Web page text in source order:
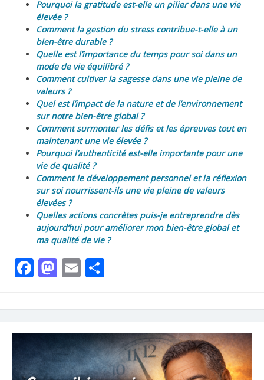
Pourquoi la gratitude est-elle un pilier dans une vie
élevée ?
Comment la gestion du stress contribue-t-elle à un
bien-être durable ?
Quelle est l’importance du temps pour soi dans un
mode de vie équilibré ?
Comment cultiver la sagesse dans une vie pleine de
valeurs ?
Quel est l’impact de la nature et de l’environnement
sur notre bien-être global ?
Comment surmonter les défis et les épreuves tout en
maintenant une vie élevée ?
Pourquoi l’authenticité est-elle importante pour une
vie de qualité ?
Comment le développement personnel et la réflexion
sur soi nourrissent-ils une vie pleine de valeurs
élevées ?
Quelles actions concrètes puis-je entreprendre dès
aujourd’hui pour améliorer mon bien-être global et
ma qualité de vie ?
Facebook
Mastodon
Email